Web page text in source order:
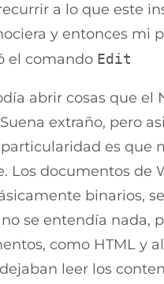
a lo que este
y entonces mi
el comando Edit
abrir cosas que el
extraño, pero
es que
Los documentos de
binarios,
se entendía nada,
como HTML y
leer los